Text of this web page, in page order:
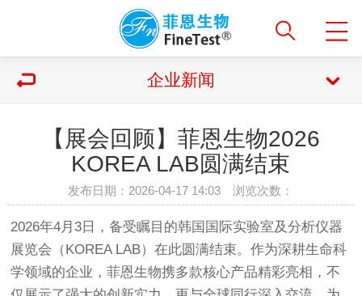
企业新闻
【展会回顾】菲恩生物2026
KOREA LAB圆满结束
发布日期：2026-04-17 14:03 浏览次数：
2026年4月3日，备受瞩目的韩国国际实验室及分析仪器
展览会（KOREA LAB）在此圆满结束。作为深耕生命科
学领域的企业，菲恩生物携多款核心产品精彩亮相，不